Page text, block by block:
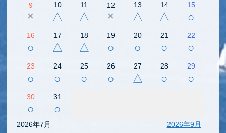
9
×
10
△
11
△
12
×
13
△
14
△
15
○
16
○
17
△
18
△
19
○
20
○
21
○
22
○
23
○
24
○
25
○
26
○
27
△
28
○
29
○
30
○
31
○
2026年7月 2026年9月